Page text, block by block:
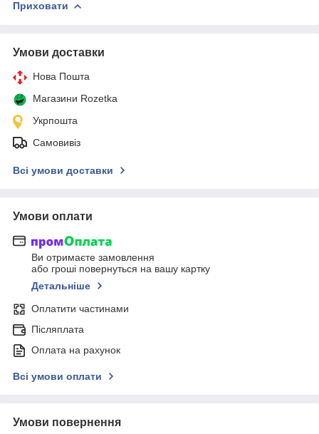
Приховати
Умови доставки
Нова Пошта
Магазини Rozetka
Укрпошта
Самовивіз
Всі умови доставки
Умови оплати
Ви отримаєте замовлення
або гроші повернуться на вашу картку
Детальніше
Оплатити частинами
Післяплата
Оплата на рахунок
Всі умови оплати
Умови повернення